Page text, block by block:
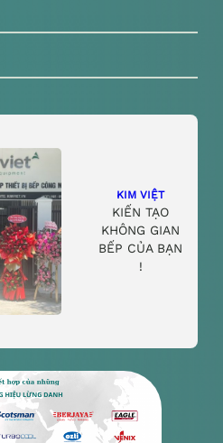
KIM VIỆT
KIẾN TẠO
KHÔNG GIAN
BẾP CỦA BẠN
!